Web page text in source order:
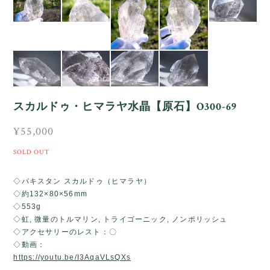
スカルドゥ・ヒマラヤ水晶【原石】O300-69
¥55,000
SOLD OUT
◇パキスタン スカルドゥ（ヒマラヤ）
◇約132×80×56mm
◇553g
◇虹, 微量のトルマリン, トライゴーニック, ノンポリッシュ
◇アクセサリーのレスト：〇
◇動画：
https://youtu.be/I3AqaVLsQXs